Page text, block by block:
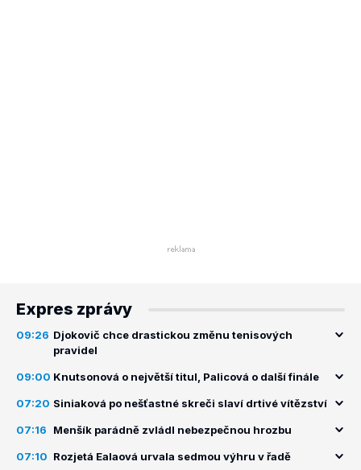
Expres zprávy
09:26 Djokovič chce drastickou změnu tenisových
pravidel
09:00 Knutsonová o největší titul, Palicová o další finále
07:20 Siniaková po nešťastné skreči slaví drtivé vítězství
07:16 Menšík parádně zvládl nebezpečnou hrozbu
07:10 Rozjetá Ealaová urvala sedmou výhru v řadě